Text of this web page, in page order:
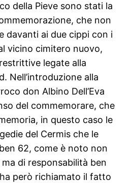
della Pieve sono stati la
che non
davanti ai due cippi con i
vicino cimitero nuovo,
legate alla
Nell’introduzione alla
don Albino Dell’Eva
del commemorare, che
in questo caso le
del Cermis che le
62, come è noto non
di responsabilità ben
però richiamato il fatto